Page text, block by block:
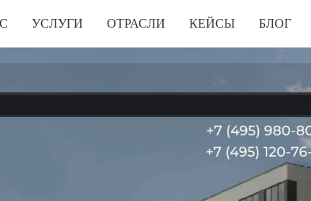
УСЛУГИ ОТРАСЛИ КЕЙСЫ БЛОГ